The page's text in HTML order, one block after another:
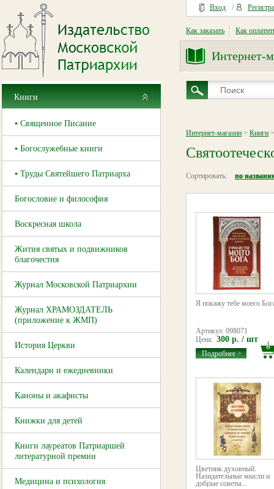
Вход /
Как заказать Как
Интернет-
Книги
▪ Священное Писание
▪ Богослужебные книги
▪ Труды Святейшего Патриарха
Богословие и философия
Воскресная школа
Жития святых и подвижников
благочестия
Журнал Московской Патриархии
Журнал ХРАМОЗДАТЕЛЬ
(приложение к ЖМП)
История Церкви
Календари и ежедневники
Каноны и акафисты
Книжки для детей
Книги лауреатов Патриаршей
литературной премии
Медицина и психология
Интернет-магазин > Книги
Сортировать: по
Я покажу тебе моего
Артикул: 098071
Цена: 300 р. / шт
Подробнее >
Цветник духовный.
Назидательные мысли и
добрые советы...